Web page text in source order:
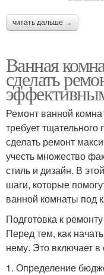
читать дальше →
Ванная
сделать
Ремонт ванной
требует
сделать ремонт
учесть множество
стиль и дизайн. В
шаги, которые
ванной комнаты под
Подготовка к ремонту
Перед тем, как
нему. Это включает в
1. Определение